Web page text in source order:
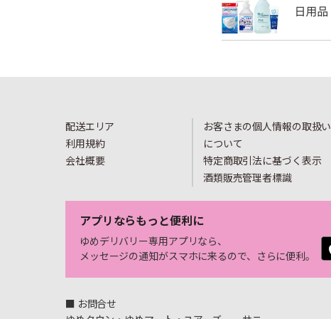
配送エリア
利用規約
会社概要
お客さまの個人情報の取扱い
について
特定商取引法に基づく表示
酒類販売管理者標識
アプリならもっと便利に
ゆめデリバリー専用アプリなら、
メッセージの通知がスマホに来るので、さらに便利。
■ お問合せ